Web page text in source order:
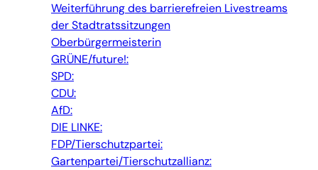
Weiterführung des barrierefreien Livestreams
der Stadtratssitzungen
Oberbürgermeisterin
GRÜNE/future!:
SPD:
CDU:
AfD:
DIE LINKE:
FDP/Tierschutzpartei:
Gartenpartei/Tierschutzallianz: